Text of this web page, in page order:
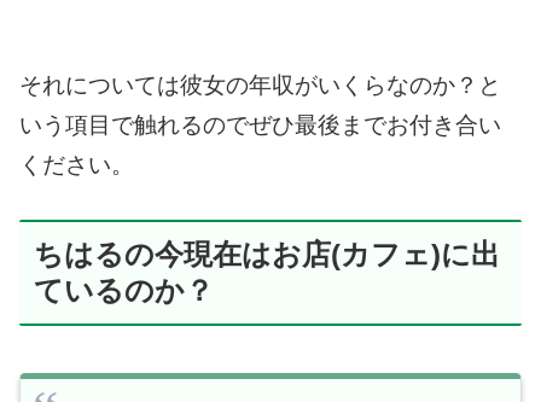
それについては彼女の年収がいくらなのか？ と
いう項目で触れるのでぜひ最後までお付き合い
ください。
ちはるの今現在はお店(カフェ)に出
ているのか？